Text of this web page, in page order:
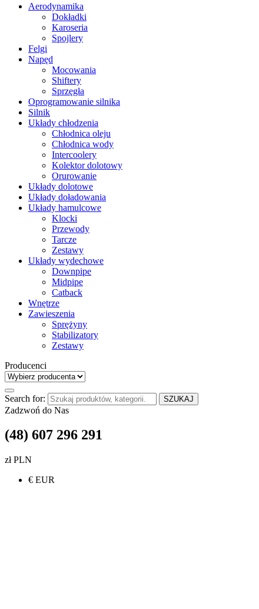
Aerodynamika
Dokładki
Karoseria
Spojlery
Felgi
Napęd
Mocowania
Shiftery
Sprzęgła
Oprogramowanie silnika
Silnik
Układy chłodzenia
Chłodnica oleju
Chłodnica wody
Intercoolery
Kolektor dolotowy
Orurowanie
Układy dolotowe
Układy doładowania
Układy hamulcowe
Klocki
Przewody
Tarcze
Zestawy
Układy wydechowe
Downpipe
Midpipe
Catback
Wnętrze
Zawieszenia
Sprężyny
Stabilizatory
Zestawy
Producenci
Search for: SZUKAJ
Zadzwoń do Nas
(48) 607 296 291
zł PLN
€ EUR